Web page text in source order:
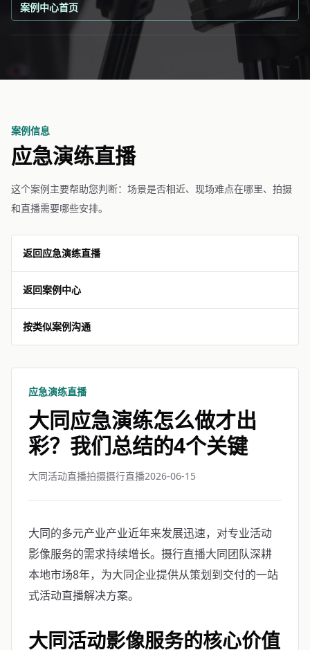
案例中心首页
案例信息
应急演练直播
这个案例主要帮助您判断：场景是否相近、现场难点在哪里、拍摄
和直播需要哪些安排。
返回应急演练直播
返回案例中心
按类似案例沟通
应急演练直播
大同应急演练怎么做才出
彩？我们总结的4个关键
大同活动直播拍摄摄行直播2026-06-15
大同的多元产业产业近年来发展迅速，对专业活动
影像服务的需求持续增长。摄行直播大同团队深耕
本地市场8年，为大同企业提供从策划到交付的一站
式活动直播解决方案。
大同活动影像服务的核心价值